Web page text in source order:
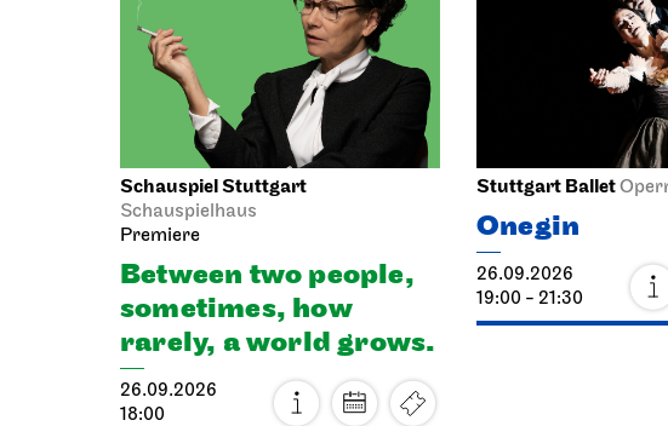
Schauspiel Stuttgart
Schauspielhaus
Premiere
Between two people,
sometimes, how
rarely, a world grows.
26.09.2026
18:00
Stuttgart Ballet
Onegin
26.09.2026
19:00 - 21:30